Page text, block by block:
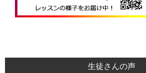
生徒さんの声